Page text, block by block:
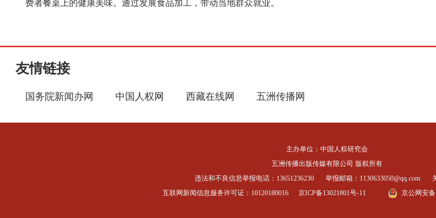
费者餐桌上的健康美味。通过发展食品加工，带动当地群众就业。
友情链接
国务院新闻办网 中国人权网 西藏在线网 五洲传播网
主办单位：中国人权研究会
五洲传播出版传媒有限公司 版权所有
违法和不良信息举报电话：13651236230
举报邮箱：1130633050@qq.com
互联网新闻信息服务许可证：10120180016
京ICP备13021801号-11 京公网安备